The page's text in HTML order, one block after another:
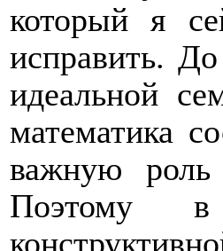
который я
исправить.
идеальной
математика
важную
Поэтому в